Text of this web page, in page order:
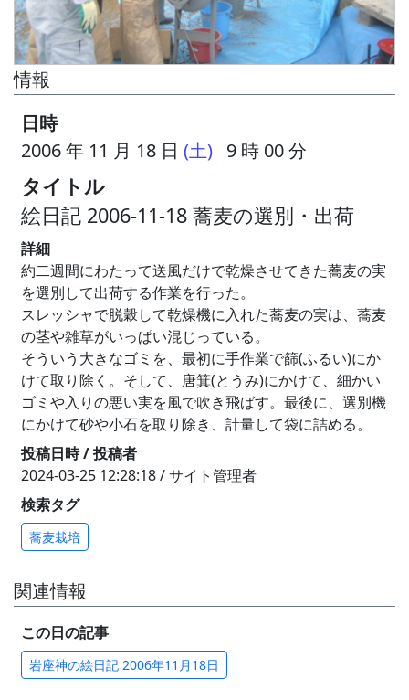
情報
日時
2006 年 11 月 18 日 (土) 9 時 00 分
タイトル
絵日記 2006-11-18 蕎麦の選別・出荷
詳細
約二週間にわたって送風だけで乾燥させてきた蕎麦の実
を選別して出荷する作業を行った。
スレッシャで脱穀して乾燥機に入れた蕎麦の実は、蕎麦
の茎や雑草がいっぱい混じっている。
そういう大きなゴミを、最初に手作業で篩(ふるい)にか
けて取り除く。そして、唐箕(とうみ)にかけて、細かい
ゴミや入りの悪い実を風で吹き飛ばす。最後に、選別機
にかけて砂や小石を取り除き、計量して袋に詰める。
投稿日時 / 投稿者
2024-03-25 12:28:18 / サイト管理者
検索タグ
蕎麦栽培
関連情報
この日の記事
岩座神の絵日記 2006年11月18日